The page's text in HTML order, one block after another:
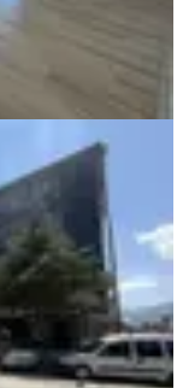
Yanında